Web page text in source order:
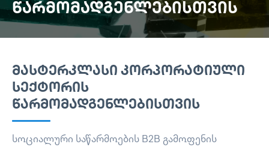
ᲬᲐᲠᲛᲝᲛᲐᲓᲒᲔᲜᲚᲔᲑᲘᲡᲗᲕᲘᲡ
ᲛᲐᲡᲢᲔᲠᲙᲚᲐᲡᲘ ᲙᲝᲠᲞᲝᲠᲐᲢᲘᲣᲚᲘ
ᲡᲔᲥᲢᲝᲠᲘᲡ
ᲬᲐᲠᲛᲝᲛᲐᲓᲒᲔᲜᲚᲔᲑᲘᲡᲗᲕᲘᲡ
სოციალური საწარმოების B2B გამოფენის